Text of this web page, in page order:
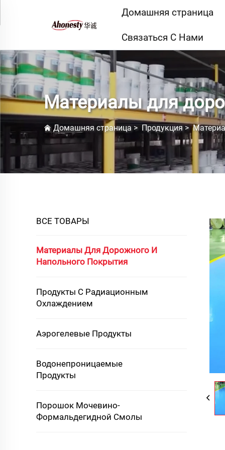
Домашняя страница
Связаться С Нами
Материалы для
Домашняя страница >Продукция>
ВСЕ ТОВАРЫ
Материалы Для Дорожного И
Напольного Покрытия
Продукты С Радиационным
Охлаждением
Аэрогелевые Продукты
Водонепроницаемые
Продукты
Порошок Мочевино-
Формальдегидной Смолы